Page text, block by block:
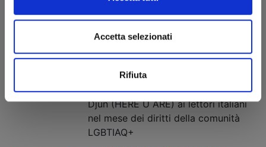
Accetta selezionati
Rifiuta
Comics
MONTH 2025
Tutte le novità della collana Queer, la
Wallpaper Collection e l’omaggio di
Djun (HERE U ARE) ai lettori italiani
nel mese dei diritti della comunità
LGBTIAQ+